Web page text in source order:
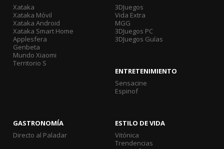
Xataka
Xataka Móvil
Xataka Android
Xataka Smart Home
Applesfera
Genbeta
Mundo Xiaomi
Territorio S
3DJuegos
Vida Extra
MGG
3DJuegos PC
3DJuegos Guías
ENTRETENIMIENTO
Sensacine
Espinof
GASTRONOMÍA
Directo al Paladar
ESTILO DE VIDA
Vitónica
Trendencias